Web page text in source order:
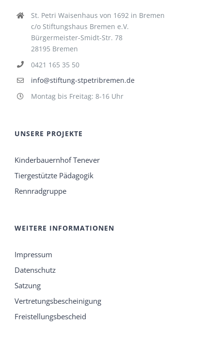
St. Petri Waisenhaus von 1692 in Bremen
c/o Stiftungshaus Bremen e.V.
Bürgermeister-Smidt-Str. 78
28195 Bremen
0421 165 35 50
info@stiftung-stpetribremen.de
Montag bis Freitag: 8-16 Uhr
UNSERE PROJEKTE
Kinderbauernhof Tenever
Tiergestützte Pädagogik
Rennradgruppe
WEITERE INFORMATIONEN
Impressum
Datenschutz
Satzung
Vertretungsbescheinigung
Freistellungsbescheid